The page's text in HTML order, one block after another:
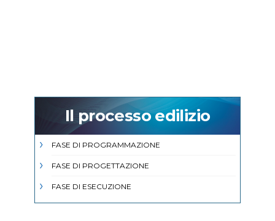
Il processo edilizio
FASE DI PROGRAMMAZIONE
FASE DI PROGETTAZIONE
FASE DI ESECUZIONE